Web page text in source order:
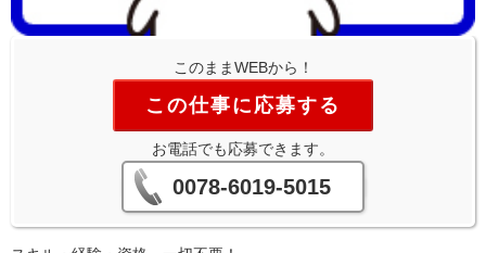
このままWEBから！
この仕事に応募する
お電話でも応募できます。
0078-6019-5015